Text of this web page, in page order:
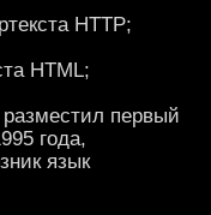
HTTP;
HTML;
первый
года,
язык